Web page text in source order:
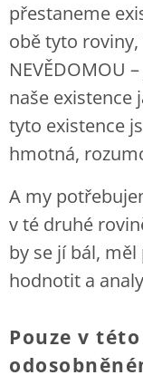
přestaneme
obě tyto roviny,
NEVĚDOMOU
naše existence
tyto existence
hmotná,
A my
v té druhé
by se jí bál,
hodnotit a
Pouze v